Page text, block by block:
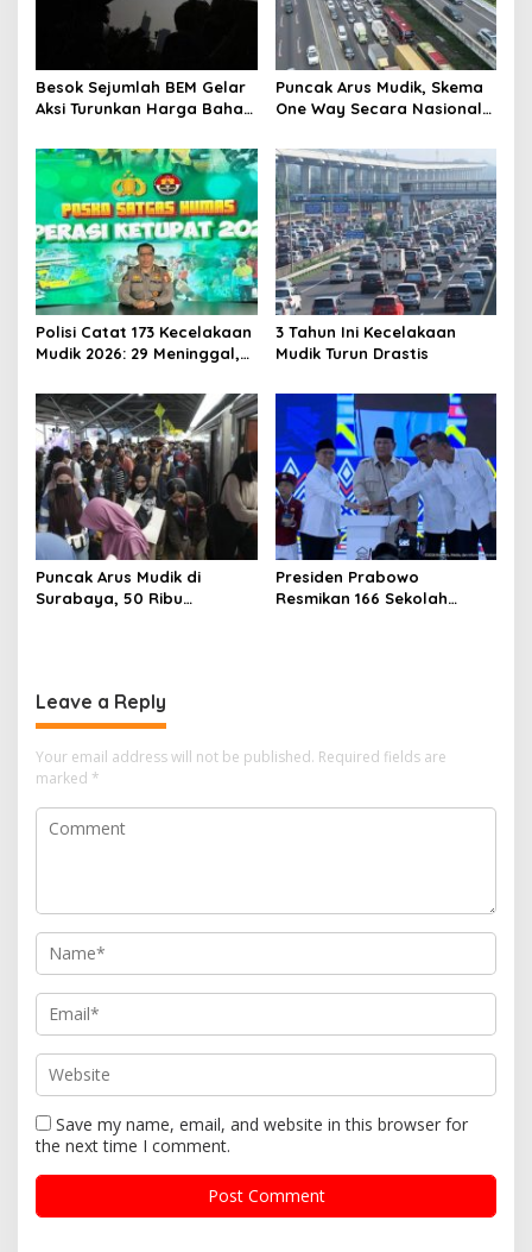
Besok Sejumlah BEM Gelar
Aksi Turunkan Harga Bahan
Puncak Arus Mudik, Skema
One Way Secara Nasional
Polisi Catat 173 Kecelakaan
Mudik 2026: 29 Meninggal,
Luka Ringan
3 Tahun Ini Kecelakaan
Mudik Turun Drastis
Puncak Arus Mudik di
Surabaya, 50 Ribu
Presiden Prabowo
Resmikan 166 Sekolah
Leave a Reply
Your email address will not be published. Required fields are
marked *
Save my name, email, and website in this browser for
the next time I comment.